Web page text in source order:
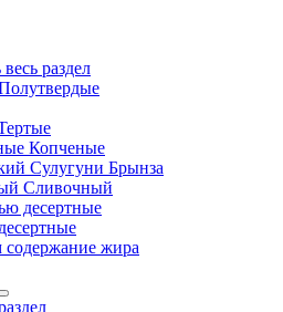
раздел
Копченые
Сулугуни Брынза
Сливочный
десертные
жира